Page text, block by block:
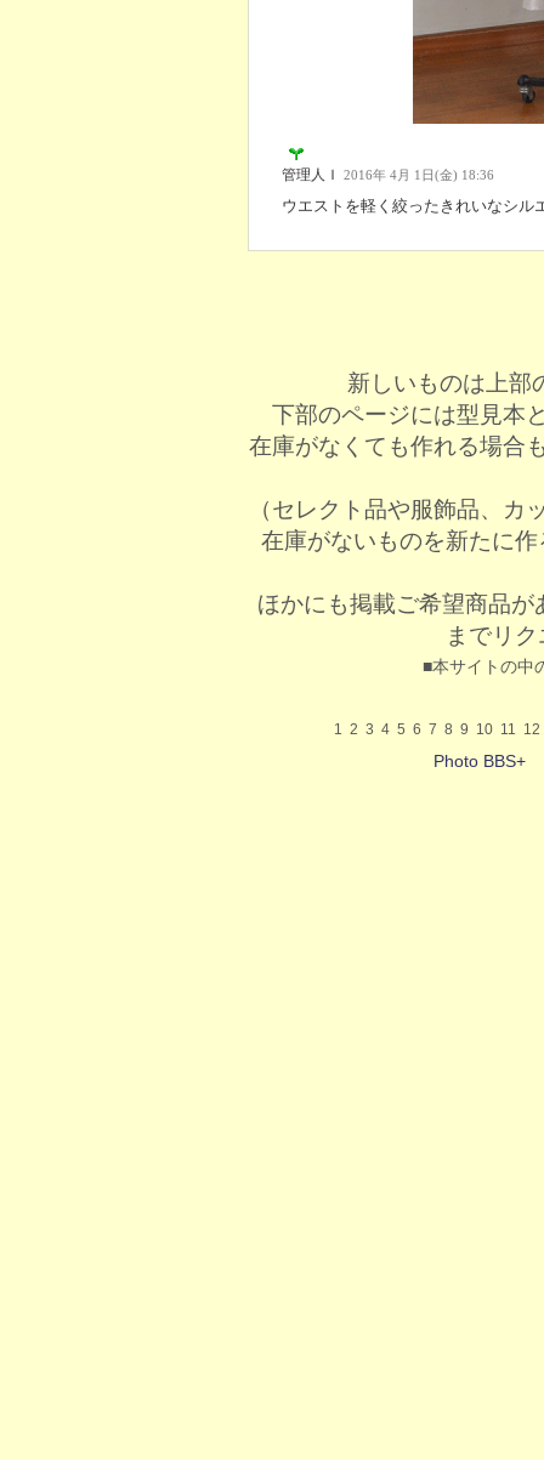
管理人Ｉ 2016年 4月 1日(金) 18:36
ウエストを軽く絞ったきれいなシル
新しいものは上部
下部のページには型見本
在庫がなくても作れる場合
（セレクト品や服飾品、
在庫がないものを新たに
ほかにも掲載ご希望商品が
までリ
■本サイトの中
1 2 3 4 5 6 7 8 9 10 11 12
Photo BBS+